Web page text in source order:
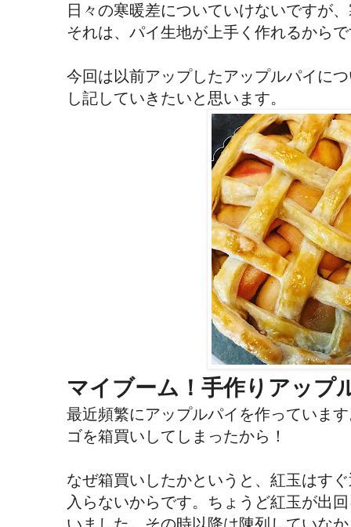
日々の寒暖差についていけないですが
それは、パイ生地が上手く作れるから
今回は以前アップしたアップルパイに
し記していきたいと思います。
マイブーム！手作りアップ
最近頻繁にアップルパイを作っていま
ゴを箱買いしてしまったから！
なぜ箱買いしたかというと、紅玉はす
入らないからです。ちょうど紅玉が出